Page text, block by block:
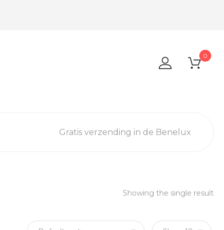
0
Gratis verzending in de Benelux
Showing the single result